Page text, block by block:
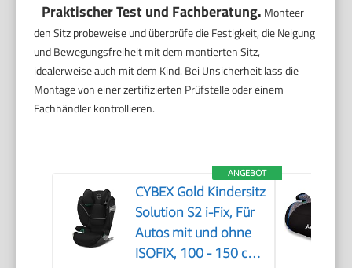
Praktischer Test und Fachberatung. Monteer
den Sitz probeweise und überprüfe die Festigkeit, die Neigung
und Bewegungsfreiheit mit dem montierten Sitz,
idealerweise auch mit dem Kind. Bei Unsicherheit lass die
Montage von einer zertifizierten Prüfstelle oder einem
Fachhändler kontrollieren.
ANGEBOT
CYBEX Gold Kindersitz
Solution S2 i-Fix, Für
Autos mit und ohne
ISOFIX, 100 - 150 cm,